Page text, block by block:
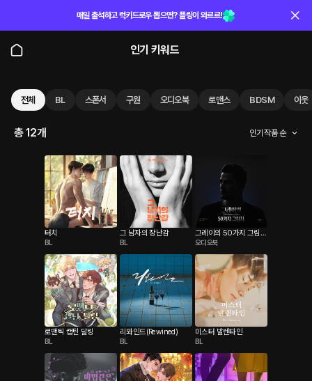
매일 출석하고 럭키드로우 뽑으면? 플링이 와르르!
인기 키워드
전체 BL 스폰서 구원 오디오북 로맨스 BDSM 이웃
총 12개 인기 작품 순
터치
BL
그 남자의 장난감
BL
그레이의 50가지 그림자
1부
오디오북
로맨틱 캡틴 달링
BL
리와인드(Rewined)
BL
미스터 발렌타인
BL